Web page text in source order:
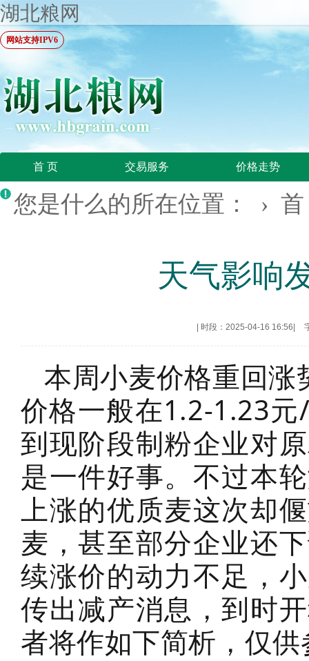
湖北粮网
网站支持IPV6
首 页 交易服务 价格走势
您是什么的所在位置： ›
天气影响
时段：2025-04-16 16:56
本周小麦价格重回
价格一般在1.2-1.23
到现阶段制粉企业对
是一件好事。不过本
上涨的优质麦这次却
麦，甚至部分企业还
续涨价的动力不足，
传出减产消息，到时
者将作如下简析，仅